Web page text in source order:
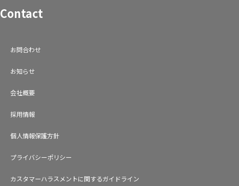
Contact
お問合わせ
お知らせ
会社概要
採用情報
個人情報保護方針
プライバシーポリシー
カスタマーハラスメントに関するガイドライン